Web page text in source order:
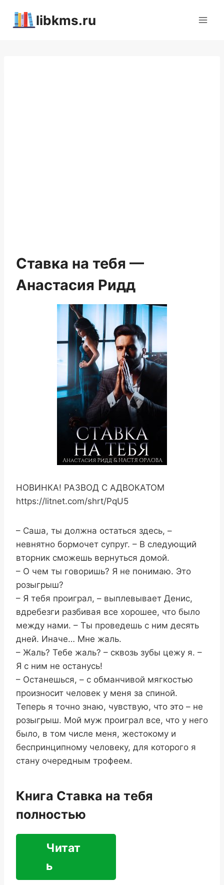
libkms.ru
Ставка на тебя —
Анастасия Ридд
НОВИНКА! РАЗВОД С АДВОКАТОМ
https://litnet.com/shrt/PqU5
– Саша, ты должна остаться здесь, –
невнятно бормочет супруг. – В следующий
вторник сможешь вернуться домой.
– О чем ты говоришь? Я не понимаю. Это
розыгрыш?
– Я тебя проиграл, – выплевывает Денис,
вдребезги разбивая все хорошее, что было
между нами. – Ты проведешь с ним десять
дней. Иначе… Мне жаль.
– Жаль? Тебе жаль? – сквозь зубы цежу я. –
Я с ним не останусь!
– Останешься, – с обманчивой мягкостью
произносит человек у меня за спиной.
Теперь я точно знаю, чувствую, что это – не
розыгрыш. Мой муж проиграл все, что у него
было, в том числе меня, жестокому и
беспринципному человеку, для которого я
стану очередным трофеем.
Книга Ставка на тебя
полностью
Читат
ь